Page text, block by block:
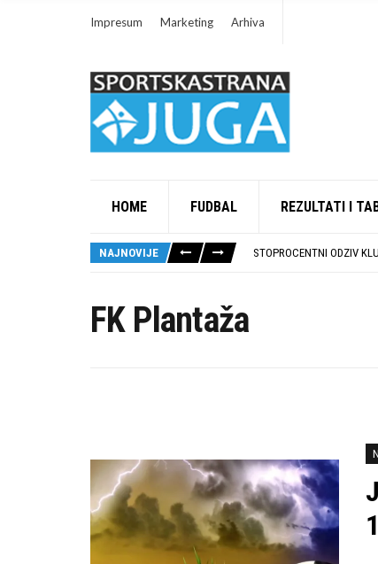
Impresum Marketing Arhiva
HOME FUDBAL REZULTATI I
NAJNOVIJE
STOPROCENTNI ODZIV
FK Plantaža